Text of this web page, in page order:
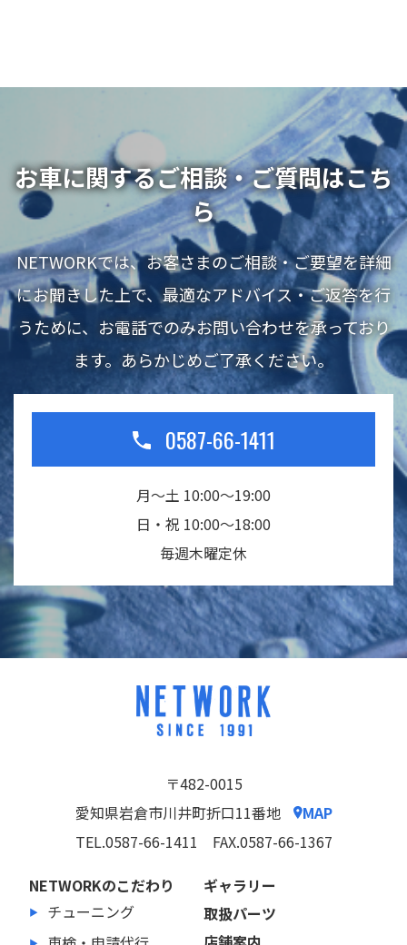
お車に関するご相談・ご質問はこち
ら
NETWORKでは、お客さまのご相談・ご要望を詳細
にお聞きした上で、最適なアドバイス・ご返答を行
うために、お電話でのみお問い合わせを承っており
ます。あらかじめご了承ください。
0587-66-1411
月～土 10:00～19:00
日・祝 10:00～18:00
毎週木曜定休
〒482-0015
愛知県岩倉市川井町折口11番地
MAP
TEL.0587-66-1411 FAX.0587-66-1367
NETWORKのこだわり
チューニング
ギャラリー
取扱パーツ